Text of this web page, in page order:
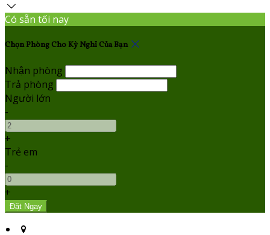
Có sẵn tối nay
Chọn Phòng Cho Kỳ Nghỉ Của Bạn
Nhận phòng
Trả phòng
Người lớn
-
+
Trẻ em
-
+